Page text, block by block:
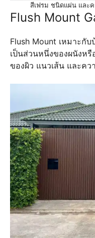
สีเฟรม ชนิดแผ่น และ
Flush Mount
Flush Mount เหมาะกั
เป็นส่วนหนึ่งของผนังห
ของผิว แนวเส้น และค